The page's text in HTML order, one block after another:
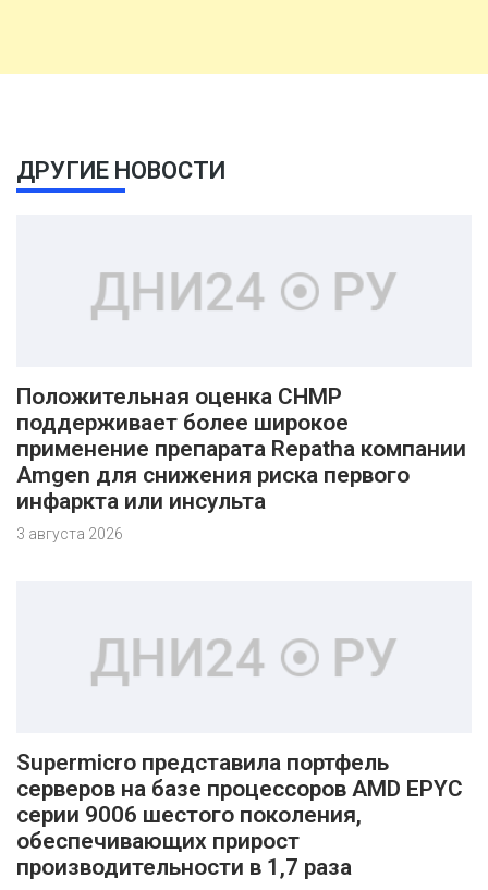
ДРУГИЕ НОВОСТИ
Положительная оценка CHMP
поддерживает более широкое
применение препарата Repatha компании
Amgen для снижения риска первого
инфаркта или инсульта
3 августа 2026
Supermicro представила портфель
серверов на базе процессоров AMD EPYC
серии 9006 шестого поколения,
обеспечивающих прирост
производительности в 1,7 раза